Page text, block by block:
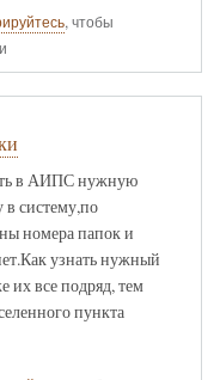
, чтобы
в АИПС нужную
систему,по
номера папок и
узнать нужный
их все подряд, тем
пункта